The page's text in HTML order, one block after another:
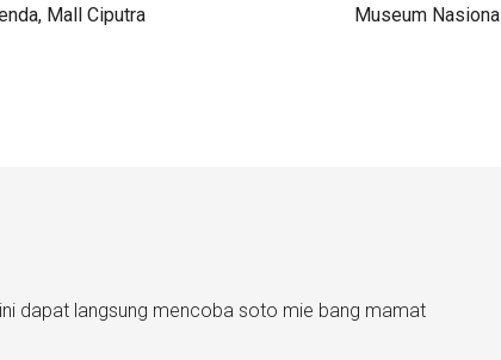
Mall Ciputra Museum Nasional
dapat langsung mencoba soto mie bang mamat